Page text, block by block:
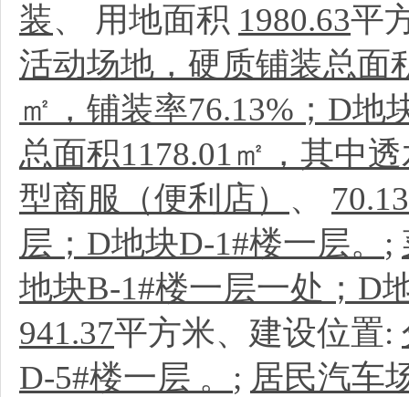
装、 用地面积 1980.63平
活动场地，硬质铺装总面
㎡，铺装率76.13%；D
总面积1178.01㎡，其中
型商服（便利店） 、 70.13
层；D地块D-1#楼一层。 ;
地块B-1#楼一层一处；D
941.37平方米、建设位置:
D-5#楼一层 。 ; 居民汽车